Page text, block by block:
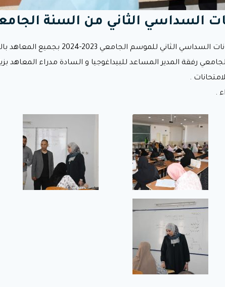
الثاني من السنة الجامعية 2024/
رفقة المدير المساعد للبيداغوجيا و السادة مدراء المعاهد
.
.